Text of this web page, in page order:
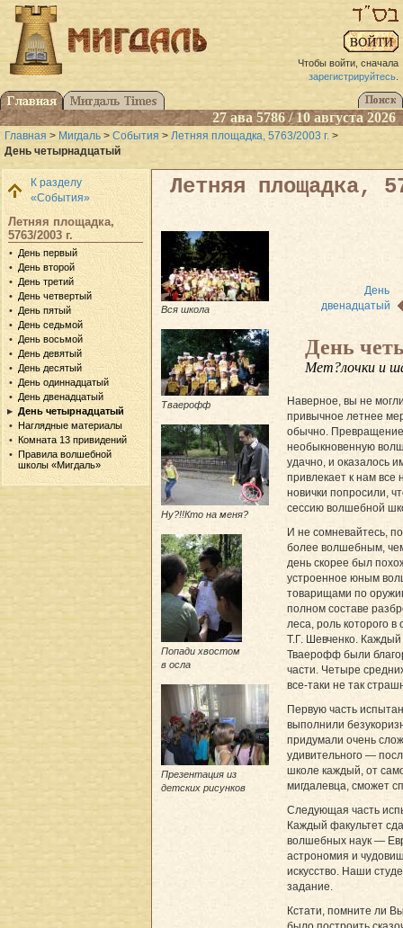
Чтобы войти, сначала
зарегистрируйтесь.
27 ава 5786 / 10 августа 2026
Главная > Мигдаль > События > Летняя площадка, 5763/2003 г. >
День четырнадцатый
К разделу
«События»
Летняя площадка,
5763/2003 г.
День первый
День второй
День третий
День четвертый
День пятый
День седьмой
День восьмой
День девятый
День десятый
День одиннадцатый
День двенадцатый
День четырнадцатый
Наглядные материалы
Комната 13 привидений
Правила волшебной
школы «Мигдаль»
Летняя площадка,
Вся школа
Тваерофф
Ну?!!Кто на меня?
Попади хвостом
в осла
Презентация из
детских рисунков
День
двенадцатый
День
Мет?лочки и
Наверное, вы не
привычное летнее
обычно.
необыкновенную
удачно, и оказалось
привлекает к нам
новички попросили,
сессию волшебной
И не сомневайтесь,
более волшебным,
день скорее был
устроенное юным
товарищами по
полном составе
леса, роль которого
Т.Г. Шевченко.
Тваерофф были
части. Четыре
все-таки не так
Первую часть
выполнили
придумали очень
удивительного —
школе каждый, от
мигдалевца, сможет
Следующая часть
Каждый факультет
волшебных наук —
астрономия и
искусство. Наши
задание.
Кстати, помните ли